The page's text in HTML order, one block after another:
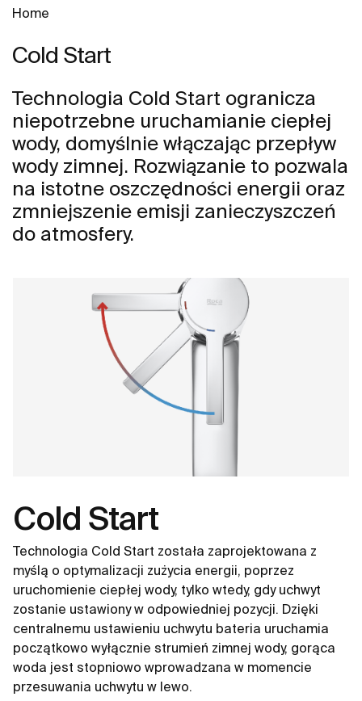
Home
Cold Start
Technologia Cold Start ogranicza
niepotrzebne uruchamianie ciepłej
wody, domyślnie włączając przepływ
wody zimnej. Rozwiązanie to pozwala
na istotne oszczędności energii oraz
zmniejszenie emisji zanieczyszczeń
do atmosfery.
Cold Start
Technologia Cold Start została zaprojektowana z
myślą o optymalizacji zużycia energii, poprzez
uruchomienie ciepłej wody, tylko wtedy, gdy uchwyt
zostanie ustawiony w odpowiedniej pozycji. Dzięki
centralnemu ustawieniu uchwytu bateria uruchamia
początkowo wyłącznie strumień zimnej wody, gorąca
woda jest stopniowo wprowadzana w momencie
przesuwania uchwytu w lewo.